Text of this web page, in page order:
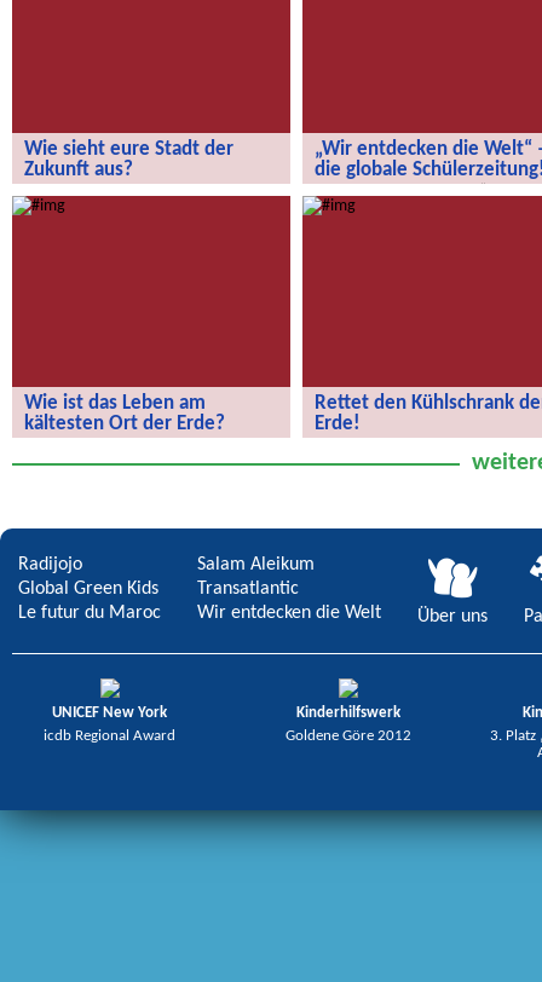
Wie sieht eure Stadt der
Zukunft aus?
Wie sieht eure Stadt der Zukunft aus?
„Wir entdecken die Welt“
die globale
„Wir entdecken die Welt“ – die
globale Schülerzeitung!
Wie ist das Leben am
kältesten Ort der Erde?
der Erde?
Rettet den Kühlschrank
Erde!
Radijojo
Global Green Kids
Le futur du Maroc
Salam Aleikum
Transatlantic
Wir entdecken die Welt
Über uns
UNICEF New York
icdb Regional Award
Kinderhilfswerk
Goldene Göre 2012
3. Platz